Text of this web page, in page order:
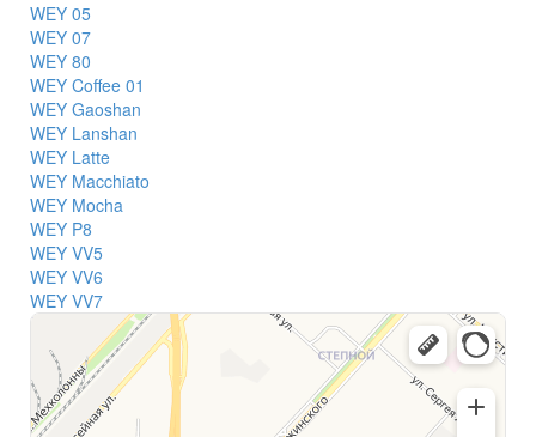
WEY 05
WEY 07
WEY 80
WEY Coffee 01
WEY Gaoshan
WEY Lanshan
WEY Latte
WEY Macchiato
WEY Mocha
WEY P8
WEY VV5
WEY VV6
WEY VV7